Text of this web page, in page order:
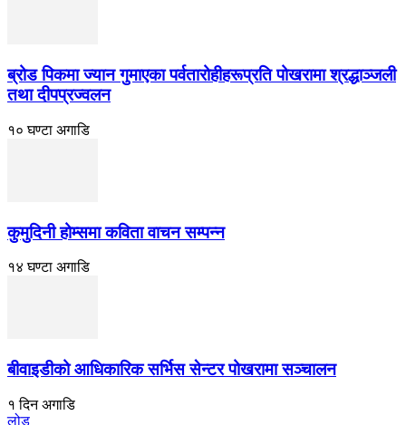
ब्रोड पिकमा ज्यान गुमाएका पर्वतारोहीहरूप्रति पोखरामा श्रद्धाञ्जली
तथा दीपप्रज्वलन
१० घण्टा अगाडि
कुमुदिनी होम्समा कविता वाचन सम्पन्न
१४ घण्टा अगाडि
बीवाइडीको आधिकारिक सर्भिस सेन्टर पोखरामा सञ्चालन
१ दिन अगाडि
लोड